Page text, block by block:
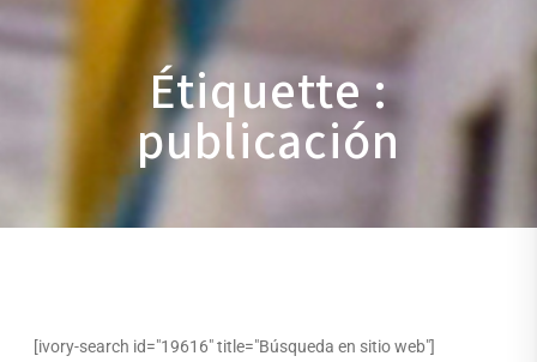
Étiquette :
publicación
[ivory-search id="19616" title="Búsqueda en sitio web"]